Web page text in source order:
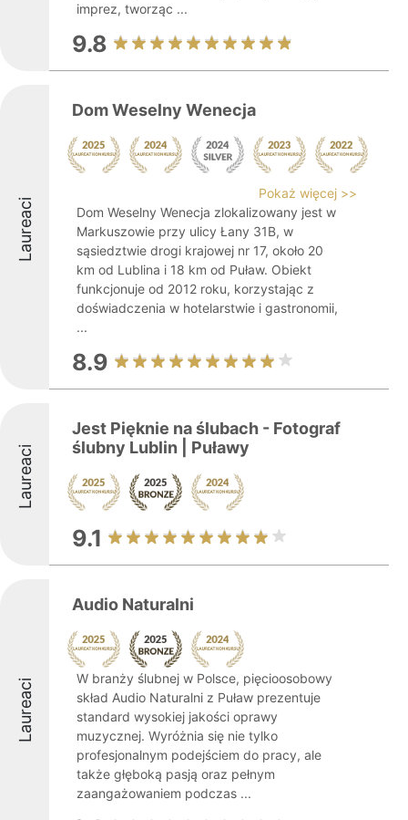
imprez, tworząc ...
9.8
Laureaci
Dom Weselny Wenecja
Pokaż więcej >>
Dom Weselny Wenecja zlokalizowany jest w
Markuszowie przy ulicy Łany 31B, w
sąsiedztwie drogi krajowej nr 17, około 20
km od Lublina i 18 km od Puław. Obiekt
funkcjonuje od 2012 roku, korzystając z
doświadczenia w hotelarstwie i gastronomii,
...
8.9
Laureaci
Jest Pięknie na ślubach - Fotograf
ślubny Lublin | Puławy
9.1
Laureaci
Audio Naturalni
W branży ślubnej w Polsce, pięcioosobowy
skład Audio Naturalni z Puław prezentuje
standard wysokiej jakości oprawy
muzycznej. Wyróżnia się nie tylko
profesjonalnym podejściem do pracy, ale
także głęboką pasją oraz pełnym
zaangażowaniem podczas ...